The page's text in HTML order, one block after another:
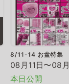
8/11-14 お盆特集
08月11日〜08
本日公開